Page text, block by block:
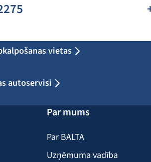
vietas
autoservisi
Par mums
Par BALTA
Uzņēmuma vadība